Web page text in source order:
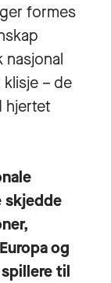
formes
nasjonal
– de
hjertet
skjedde
og
til